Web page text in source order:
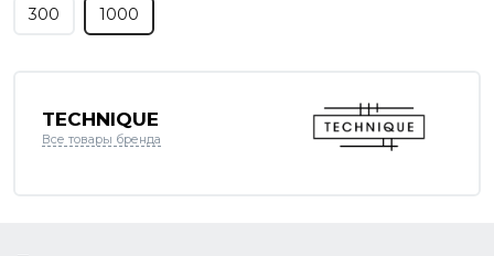
300
1000
TECHNIQUE
Все товары бренда